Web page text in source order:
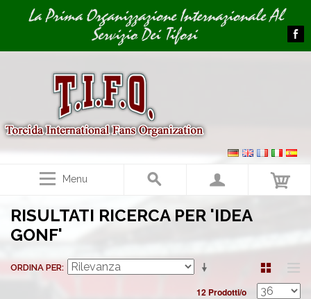
Image 01La Prima Organizzazione Internazionale Al
Servizio Dei Tifosi
Menu
RISULTATI RICERCA PER 'IDEA
GONF'
ORDINA PER
12 Prodotti/o